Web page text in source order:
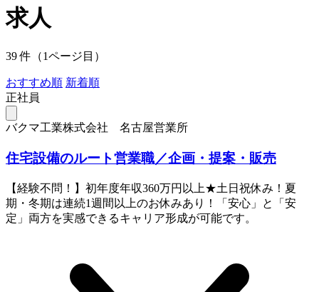
求人
39 件（1ページ目）
おすすめ順 新着順
正社員
バクマ工業株式会社 名古屋営業所
住宅設備のルート営業職／企画・提案・販売
【経験不問！】初年度年収360万円以上★土日祝休み！夏
期・冬期は連続1週間以上のお休みあり！「安心」と「安
定」両方を実感できるキャリア形成が可能です。